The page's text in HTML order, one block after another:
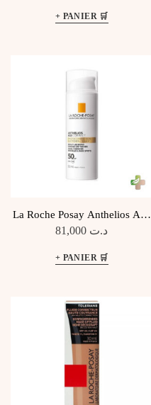
La Roche Posay Anthelios Age
Correct Spf50+, 50 Ml
د.ت